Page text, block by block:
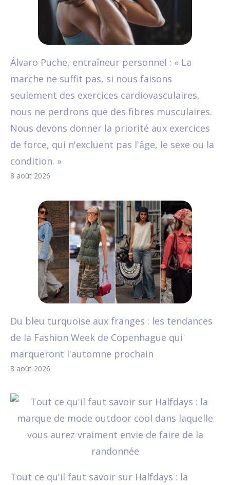
Álvaro Puche, entraîneur personnel : « La
marche ne suffit pas, si nous faisons
seulement des exercices cardiovasculaires,
nous ne perdrons que des fibres musculaires.
Nous devons donner la priorité aux exercices
de force, qui n'excluent pas l'âge, le sexe ou la
condition. »
8 août 2026
Du bleu turquoise aux franges : les tendances
de la Fashion Week de Copenhague qui
marqueront l'automne prochain
8 août 2026
Tout ce qu'il faut savoir sur Halfdays : la